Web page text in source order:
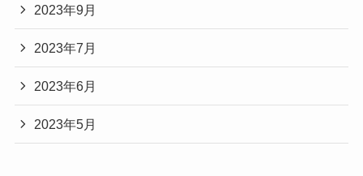
2023年9月
2023年7月
2023年6月
2023年5月